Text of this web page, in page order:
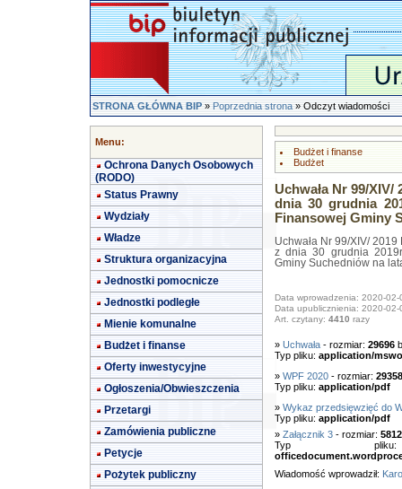
STRONA GŁÓWNA BIP»Poprzednia strona» Odczyt wiadomości
Menu:
Ochrona Danych Osobowych
(RODO)
Status Prawny
Wydziały
Władze
Struktura organizacyjna
Jednostki pomocnicze
Jednostki podległe
Mienie komunalne
Budżet i finanse
Oferty inwestycyjne
Ogłoszenia/Obwieszczenia
Przetargi
Zamówienia publiczne
Petycje
Pożytek publiczny
Budżet i finanse
Budżet
Uchwała Nr 99/
dnia 30 grudnia
Finansowej Gminy
Uchwała Nr 99/XIV/
z dnia 30 grudnia
Gminy Suchedniów na
Data wprowadzenia: 2020-02-
Data upublicznienia: 2020-02-
Art. czytany: 4410 razy
» Uchwała- rozmiar: 29696
Typ pliku: application/
» WPF 2020- rozmiar:
Typ pliku: application/pdf
» Wykaz przedsięwzięć do
Typ pliku: application/pdf
» Załącznik 3- rozmiar:
Typ
Wiadomość wprowadził: